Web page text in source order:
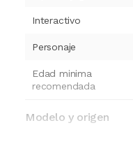
Interactivo
Personaje
Edad minima
recomendada
Modelo y origen